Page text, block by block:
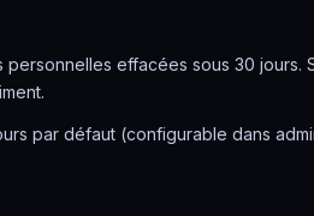
effacées sous 30 jours.
par défaut (configurable dans